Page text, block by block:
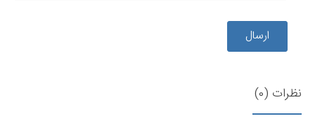
ارسال
نظرات (0)